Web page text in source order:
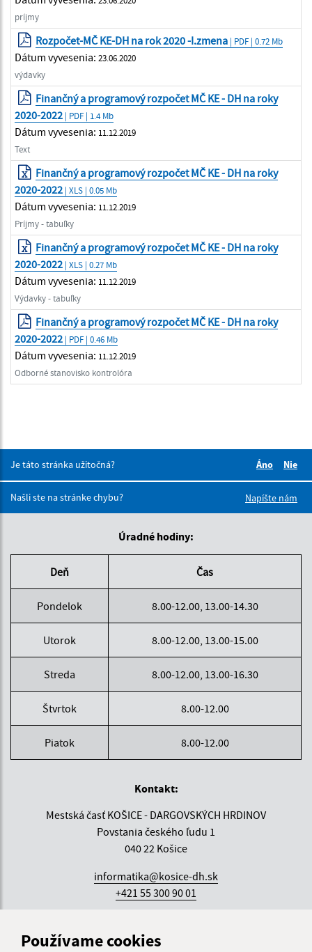
Používame cookies
príjmy
Rozpočet-MČ KE-DH na rok 2020 -I.zmena | PDF | 0.72 Mb
Dátum vyvesenia: 23.06.2020
výdavky
Finančný a programový rozpočet MČ KE - DH na roky
2020-2022 | PDF | 1.4 Mb
Dátum vyvesenia: 11.12.2019
Text
Finančný a programový rozpočet MČ KE - DH na roky
2020-2022 | XLS | 0.05 Mb
Dátum vyvesenia: 11.12.2019
Príjmy - tabuľky
Finančný a programový rozpočet MČ KE - DH na roky
2020-2022 | XLS | 0.27 Mb
Dátum vyvesenia: 11.12.2019
Výdavky - tabuľky
Finančný a programový rozpočet MČ KE - DH na roky
2020-2022 | PDF | 0.46 Mb
Dátum vyvesenia: 11.12.2019
Odborné stanovisko kontrolóra
Je táto stránka užitočná?
Áno
Nie
Našli ste na stránke chybu?
Napíšte nám
Úradné hodiny:
Deň Čas
Pondelok 8.00-12.00, 13.00-14.30
Utorok 8.00-12.00, 13.00-15.00
Streda 8.00-12.00, 13.00-16.30
Štvrtok 8.00-12.00
Piatok 8.00-12.00
Kontakt:
Mestská časť KOŠICE - DARGOVSKÝCH HRDINOV
Povstania českého ľudu 1
040 22 Košice
informatika@kosice-dh.sk
+421 55 300 90 01